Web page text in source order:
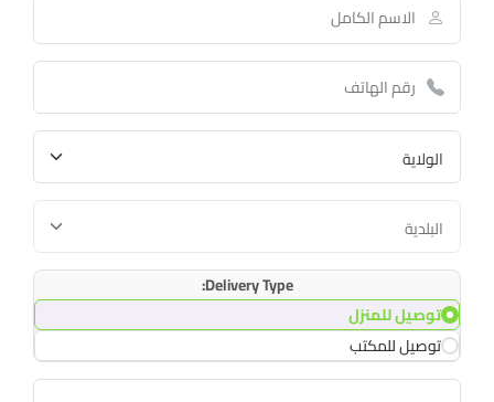
Delivery Type:
توصيل للمنزل
توصيل للمكتب